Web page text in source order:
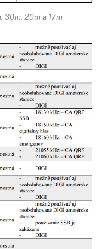
30m, 20m a 17m